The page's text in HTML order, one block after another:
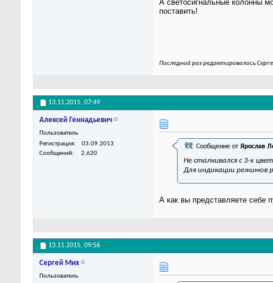
А светосигнальные колонны
поставить!
Последний раз редактировалось
13.11.2015, 07:49
Алексей Геннадьевич
Пользователь
Регистрация
03.09.2013
Сообщений
2,620
Сообщение от Ярослав
Не сталкивался с 3-х
Для индикации режимов
А как вы представляете себе
13.11.2015, 09:56
Сергей Мих
Пользователь